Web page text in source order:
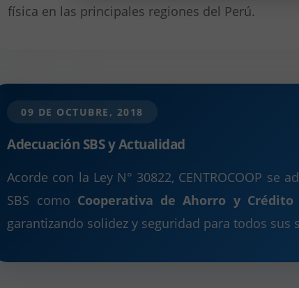
física en las principales regiones del Perú.
09 DE OCTUBRE, 2018
Adecuación SBS y Actualidad
Acorde con la Ley N° 30822, CENTROCOOP se
SBS como Cooperativa de Ahorro y Crédito
garantizando solidez y seguridad para todos sus